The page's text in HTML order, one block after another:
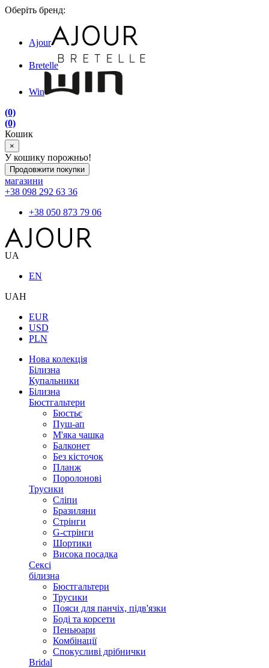
Оберіть бренд:
Ajour
Bretelle
Win
(0)
(0)
Кошик
×
У кошику порожньо!
Продовжити покупки
магазини
+38 098 292 63 36
+38 050 873 79 06
UA
EN
UAH
EUR
USD
PLN
Нова колекція
Білизна
Купальники
Білизна
Бюстгальтери
Бюстьє
Пуш-ап
М'яка чашка
Балконет
Без кісточок
Планж
Поролонові
Трусики
Сліпи
Бразиляни
Стрінги
G-стрінги
Шортики
Висока посадка
Сексі
білизна
Бюстгальтери
Трусики
Пояси для панчіх, підв'язки
Боді та корсети
Пеньюари
Комбінації
Спокусливі дрібнички
Bridal